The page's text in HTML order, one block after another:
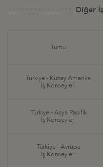
Diğer
Tümü
Türkiye - Kuzey Amerika
İş Konseyleri
Türkiye - Asya Pasifik
İş Konseyleri
Türkiye - Avrupa
İş Konseyleri